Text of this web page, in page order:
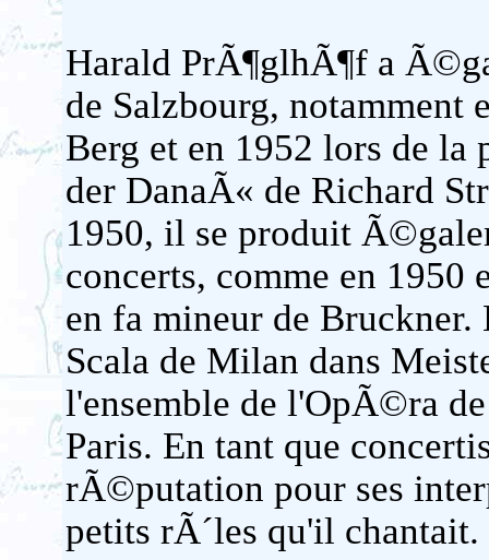
Harald PrÃ¶glhÃ¶f a
de Salzbourg, notamment
Berg et en 1952 lors de
der DanaÃ« de Richard
1950, il se produit
concerts, comme en 1950
en fa mineur de
Scala de Milan dans
l'ensemble de l'OpÃ©ra
Paris. En tant que
rÃ©putation pour ses
petits rÃ´les qu'il chantait.